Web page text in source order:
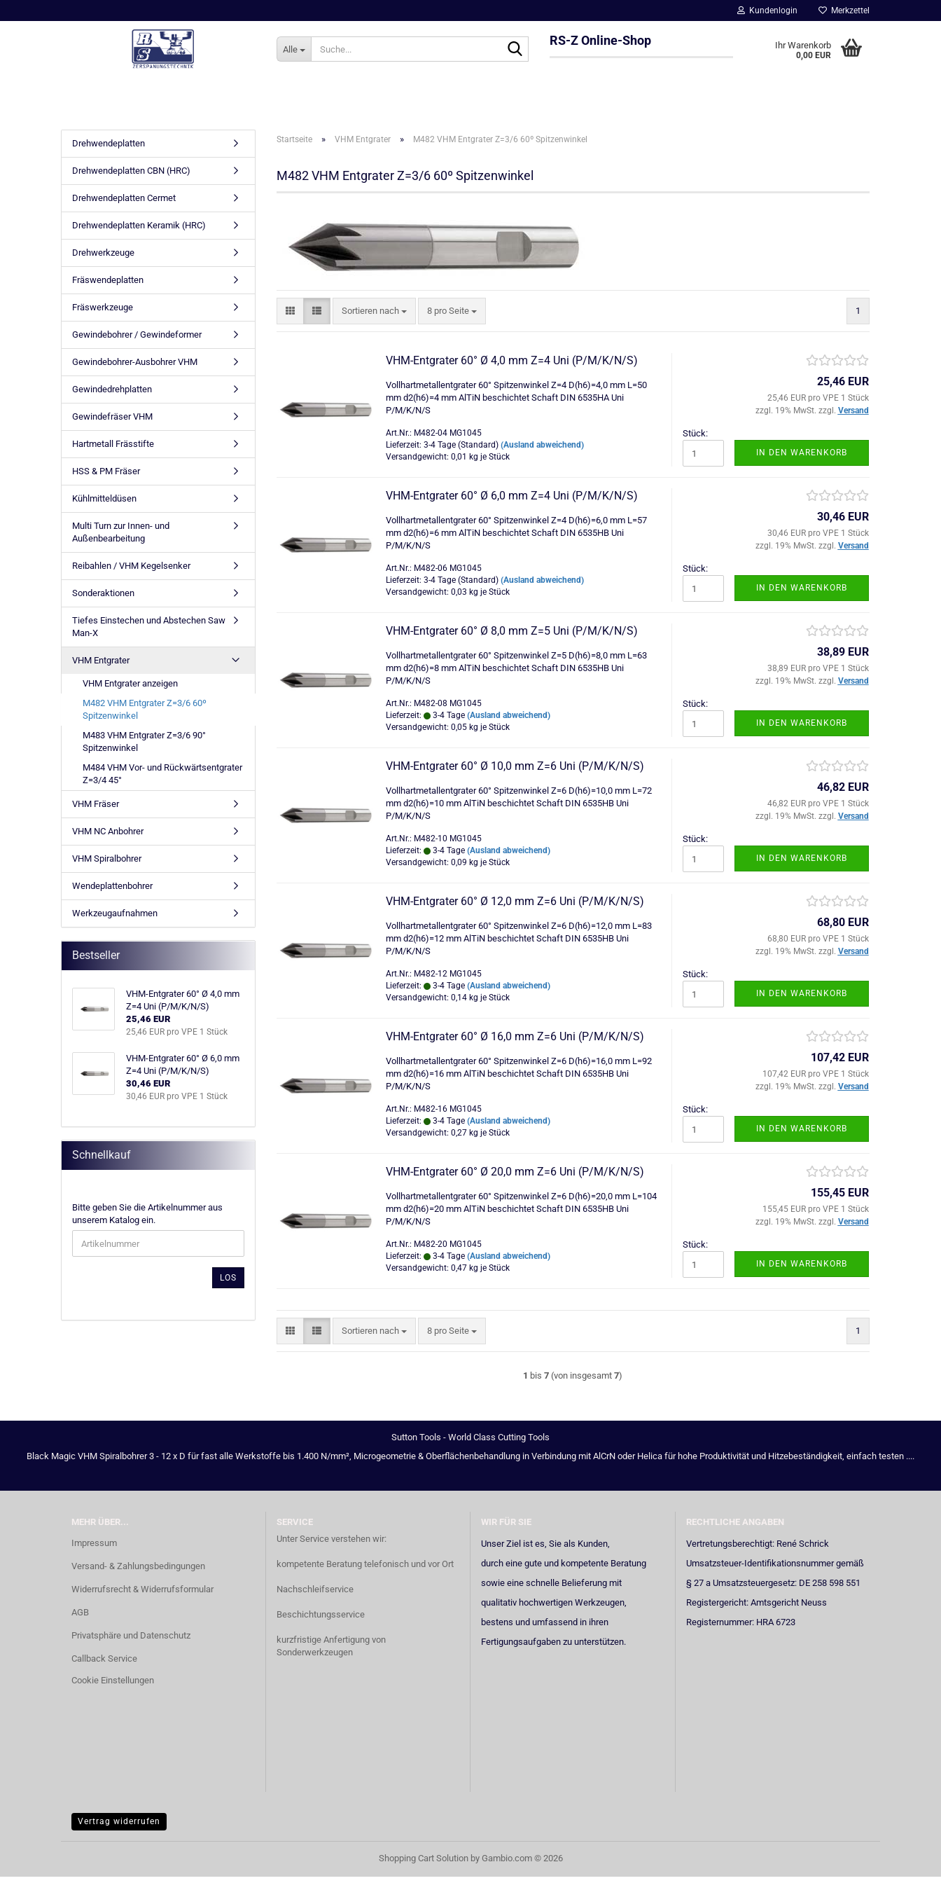
Kundenlogin Merkzettel
Alle
Suche...RS-Z Online-Shop Ihr Warenkorb
0,00 EUR
Startseite » VHM Entgrater » M482 VHM Entgrater Z=3/6 60º Spitzenwinkel
M482 VHM Entgrater Z=3/6 60º Spitzenwinkel
Sortieren nach
Sortieren nach 8 pro Seite
pro Seite 1
VHM-Entgrater 60° Ø 4,0 mm Z=4 Uni (P/M/K/N/S)
Vollhartmetallentgrater 60° Spitzenwinkel Z=4 D(h6)=4,0 mm L=50
mm d2(h6)=4 mm AlTiN beschichtet Schaft DIN 6535HA Uni
P/M/K/N/S
Art.Nr.: M482-04 MG1045
Lieferzeit: 3-4 Tage (Standard) (Ausland abweichend)
Versandgewicht: 0,01 kg je Stück
25,46 EUR
25,46 EUR pro VPE 1 Stück
zzgl. 19% MwSt. zzgl. Versand
Stück:
IN DEN WARENKORB
VHM-Entgrater 60° Ø 6,0 mm Z=4 Uni (P/M/K/N/S)
Vollhartmetallentgrater 60° Spitzenwinkel Z=4 D(h6)=6,0 mm L=57
mm d2(h6)=6 mm AlTiN beschichtet Schaft DIN 6535HB Uni
P/M/K/N/S
Art.Nr.: M482-06 MG1045
Lieferzeit: 3-4 Tage (Standard) (Ausland abweichend)
Versandgewicht: 0,03 kg je Stück
30,46 EUR
30,46 EUR pro VPE 1 Stück
zzgl. 19% MwSt. zzgl. Versand
Stück:
IN DEN WARENKORB
VHM-Entgrater 60° Ø 8,0 mm Z=5 Uni (P/M/K/N/S)
Vollhartmetallentgrater 60° Spitzenwinkel Z=5 D(h6)=8,0 mm L=63
mm d2(h6)=8 mm AlTiN beschichtet Schaft DIN 6535HB Uni
P/M/K/N/S
Art.Nr.: M482-08 MG1045
Lieferzeit:
3-4 Tage (Ausland abweichend)
Versandgewicht: 0,05kg je Stück
38,89 EUR
38,89 EUR pro VPE 1 Stück
zzgl. 19% MwSt. zzgl. Versand
Stück:
IN DEN WARENKORB
VHM-Entgrater 60° Ø 10,0 mm Z=6 Uni (P/M/K/N/S)
Vollhartmetallentgrater 60° Spitzenwinkel Z=6 D(h6)=10,0 mm L=72
mm d2(h6)=10 mm AlTiN beschichtet Schaft DIN 6535HB Uni
P/M/K/N/S
Art.Nr.: M482-10 MG1045
Lieferzeit:
3-4 Tage (Ausland abweichend)
Versandgewicht: 0,09 kg je Stück
46,82 EUR
46,82 EUR pro VPE 1 Stück
zzgl. 19% MwSt. zzgl. Versand
Stück:
IN DEN WARENKORB
VHM-Entgrater 60° Ø 12,0 mm Z=6 Uni (P/M/K/N/S)
Vollhartmetallentgrater 60° Spitzenwinkel Z=6 D(h6)=12,0 mm L=83
mm d2(h6)=12 mm AlTiN beschichtet Schaft DIN 6535HB Uni
P/M/K/N/S
Art.Nr.: M482-12 MG1045
Lieferzeit:
3-4 Tage (Ausland abweichend)
Versandgewicht: 0,14kg je Stück
68,80 EUR
68,80 EUR pro VPE 1 Stück
zzgl. 19% MwSt. zzgl. Versand
Stück:
IN DEN WARENKORB
VHM-Entgrater 60° Ø 16,0 mm Z=6 Uni (P/M/K/N/S)
Vollhartmetallentgrater 60° Spitzenwinkel Z=6 D(h6)=16,0 mm L=92
mm d2(h6)=16 mm AlTiN beschichtet Schaft DIN 6535HB Uni
P/M/K/N/S
Art.Nr.: M482-16 MG1045
Lieferzeit:
3-4 Tage (Ausland abweichend)
Versandgewicht: 0,27kg je Stück
107,42 EUR
107,42 EUR pro VPE 1 Stück
zzgl. 19% MwSt. zzgl. Versand
Stück:
IN DEN WARENKORB
VHM-Entgrater 60° Ø 20,0 mm Z=6 Uni (P/M/K/N/S)
Vollhartmetallentgrater 60° Spitzenwinkel Z=6 D(h6)=20,0 mm L=104
mm d2(h6)=20 mm AlTiN beschichtet Schaft DIN 6535HB Uni
P/M/K/N/S
Art.Nr.: M482-20 MG1045
Lieferzeit:
3-4 Tage (Ausland abweichend)
Versandgewicht: 0,47kg je Stück
155,45 EUR
155,45 EUR pro VPE 1 Stück
zzgl. 19% MwSt. zzgl. Versand
Stück:
IN DEN WARENKORB
Sortieren nach
Sortieren nach 8 pro Seite
pro Seite 1
1 bis7 (von insgesamt7)
Drehwendeplatten
Drehwendeplatten CBN (HRC)
Drehwendeplatten Cermet
Drehwendeplatten Keramik (HRC)
Drehwerkzeuge
Fräswendeplatten
Fräswerkzeuge
Gewindebohrer / Gewindeformer
Gewindebohrer-Ausbohrer VHM
Gewindedrehplatten
Gewindefräser VHM
Hartmetall Frässtifte
HSS & PM Fräser
Kühlmitteldüsen
Multi Turn zur Innen- und
Außenbearbeitung
Reibahlen / VHM Kegelsenker
Sonderaktionen
Tiefes Einstechen und Abstechen Saw
Man-X
VHM Entgrater
VHM Entgrater anzeigen
M482 VHM Entgrater Z=3/6 60º
Spitzenwinkel
M483 VHM Entgrater Z=3/6 90°
Spitzenwinkel
M484 VHM Vor- und Rückwärtsentgrater
Z=3/4 45°
VHM Fräser
VHM NC Anbohrer
VHM Spiralbohrer
Wendeplattenbohrer
Werkzeugaufnahmen
Bestseller
VHM-Entgrater 60° Ø 4,0 mm
Z=4 Uni (P/M/K/N/S)
25,46 EUR
25,46 EUR pro VPE 1 Stück
VHM-Entgrater 60° Ø 6,0 mm
Z=4 Uni (P/M/K/N/S)
30,46 EUR
30,46 EUR pro VPE 1 Stück
Schnellkauf
BITTE
GEBEN
SIE
DIE
ARTIKELNUMMER
Bitte geben Sie die Artikelnummer aus
unserem Katalog ein.
LOS
Sutton Tools - World Class Cutting Tools
Black Magic VHM Spiralbohrer 3 - 12 x D für fast alle Werkstoffe bis 1.400 N/mm², Microgeometrie & Oberflächenbehandlung in Verbindung mit AlCrN oder Helica für hohe Produktivität und Hitzebeständigkeit, einfach testen ....
MEHR ÜBER...
Impressum
Versand- & Zahlungsbedingungen
Widerrufsrecht & Widerrufsformular
AGB
Privatsphäre und Datenschutz
Callback Service
Cookie Einstellungen
SERVICE
Unter Service verstehen wir:
kompetente Beratung telefonisch und vor Ort
Nachschleifservice
Beschichtungsservice
kurzfristige Anfertigung von
Sonderwerkzeugen
WIR FÜR SIE
Unser Ziel ist es, Sie als Kunden,
durch eine gute und kompetente Beratung
sowie eine schnelle Belieferung mit
qualitativ hochwertigen Werkzeugen,
bestens und umfassend in ihren
Fertigungsaufgaben zu unterstützen.
RECHTLICHE ANGABEN
Vertretungsberechtigt: René Schrick
Umsatzsteuer-Identifikationsnummer gemäß
§ 27 a Umsatzsteuergesetz: DE 258 598 551
Registergericht: Amtsgericht Neuss
Registernummer: HRA 6723
Vertrag widerrufen
Shopping Cart Solutionby Gambio.com © 2026